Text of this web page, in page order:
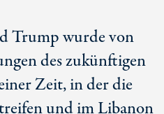
Trump wurde von
des zukünftigen
Zeit, in der die
und im Libanon